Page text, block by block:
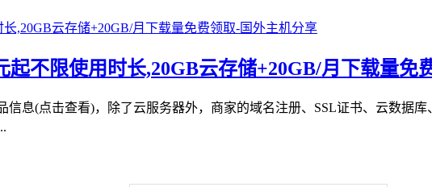
起不限使用时长,20GB云存储+20GB/月下载量免
信息(点击查看)，除了云服务器外，商家的域名注册、SSL证书、云数据